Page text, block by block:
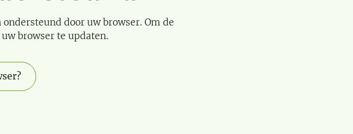
door uw browser. Om de
browser te updaten.